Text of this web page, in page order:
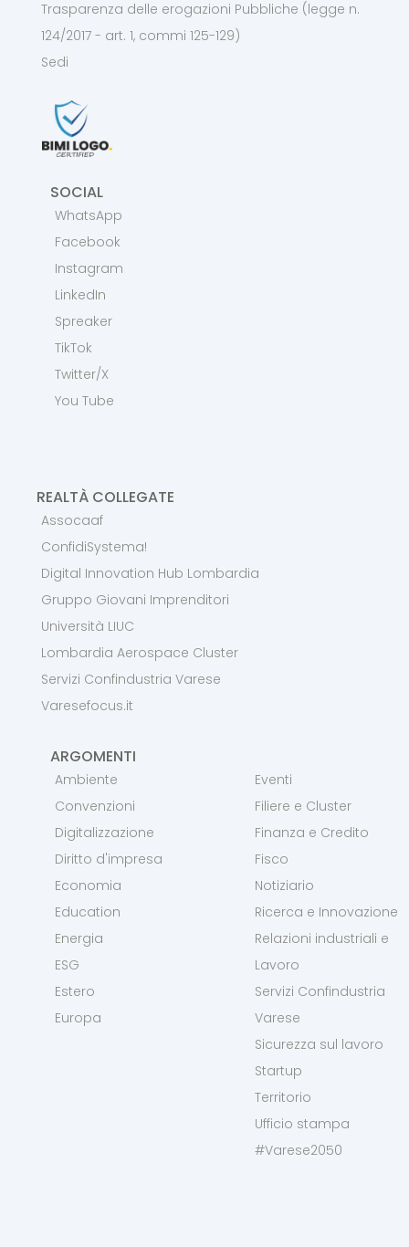
Trasparenza delle erogazioni Pubbliche (legge n.
124/2017 - art. 1, commi 125-129)
Sedi
SOCIAL
WhatsApp
Facebook
Instagram
LinkedIn
Spreaker
TikTok
Twitter/X
You Tube
REALTÀ COLLEGATE
Assocaaf
ConfidiSystema!
Digital Innovation Hub Lombardia
Gruppo Giovani Imprenditori
Università LIUC
Lombardia Aerospace Cluster
Servizi Confindustria Varese
Varesefocus.it
ARGOMENTI
Ambiente
Convenzioni
Digitalizzazione
Diritto d'impresa
Economia
Education
Energia
ESG
Estero
Europa
Eventi
Filiere e Cluster
Finanza e Credito
Fisco
Notiziario
Ricerca e Innovazione
Relazioni industriali e
Lavoro
Servizi Confindustria
Varese
Sicurezza sul lavoro
Startup
Territorio
Ufficio stampa
#Varese2050